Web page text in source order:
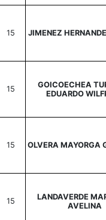
15 JIMENEZ
15
GOICOECHEA
EDUARDO
15 OLVERA MAYORGA
15
LANDAVERDE
AVELINA